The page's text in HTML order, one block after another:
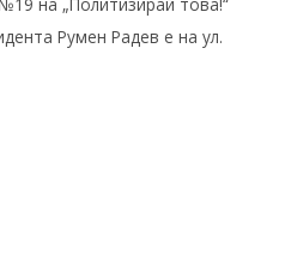
Румен Радев е на ул.